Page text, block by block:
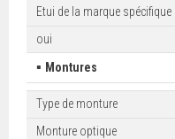
Etui de la marque spécifique
oui
▪ Montures
Type de monture
Monture optique